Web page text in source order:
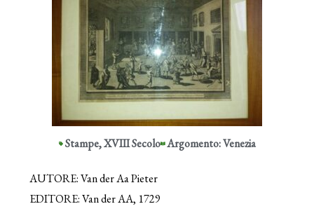
Stampe,XVIII Secolo Argomento: Venezia
AUTORE: Van der Aa Pieter
EDITORE: Van der AA, 1729